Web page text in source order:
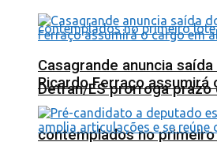
Detran/ES prorroga
contemplados no
Casagrande anuncia
Ricardo Ferraço assumirá